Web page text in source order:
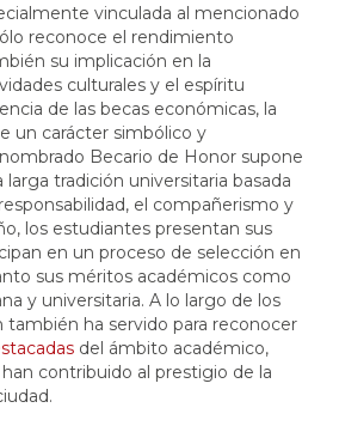
vinculada al mencionado
reconoce el rendimiento
su implicación en la
culturales y el espíritu
de las becas económicas, la
un carácter simbólico y
Becario de Honor supone
tradición universitaria basada
el compañerismo y
los estudiantes presentan sus
en un proceso de selección en
sus méritos académicos como
y universitaria. A lo largo de los
también ha servido para reconocer
del ámbito académico,
contribuido al prestigio de la